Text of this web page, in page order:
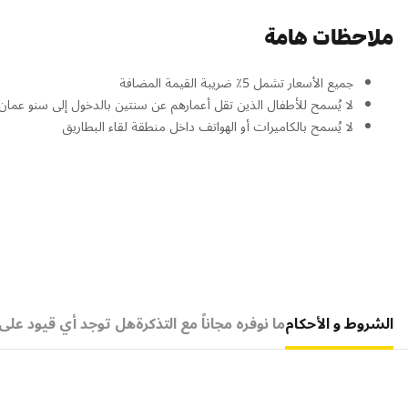
ملاحظات هامة
جميع الأسعار تشمل 5٪ ضريبة القيمة المضافة
لا يُسمح للأطفال الذين تقل أعمارهم عن سنتين بالدخول إلى سنو
لا يُسمح بالكاميرات أو الهواتف داخل منطقة لقاء البطاريق
الشروط و الأحكامما نوفره مجاناً مع التذكرةهل توجد أي قيود